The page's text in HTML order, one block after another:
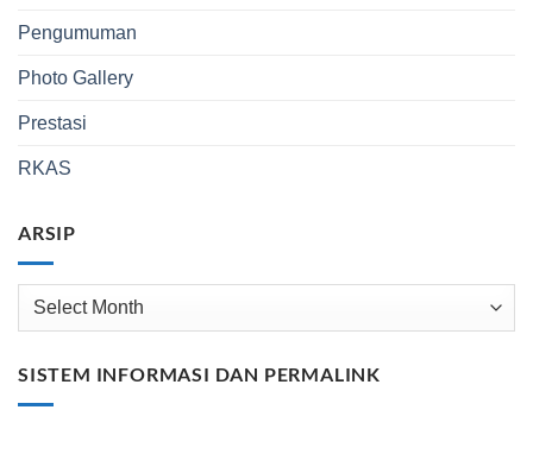
Pengumuman
Photo Gallery
Prestasi
RKAS
ARSIP
Arsip
SISTEM INFORMASI DAN PERMALINK